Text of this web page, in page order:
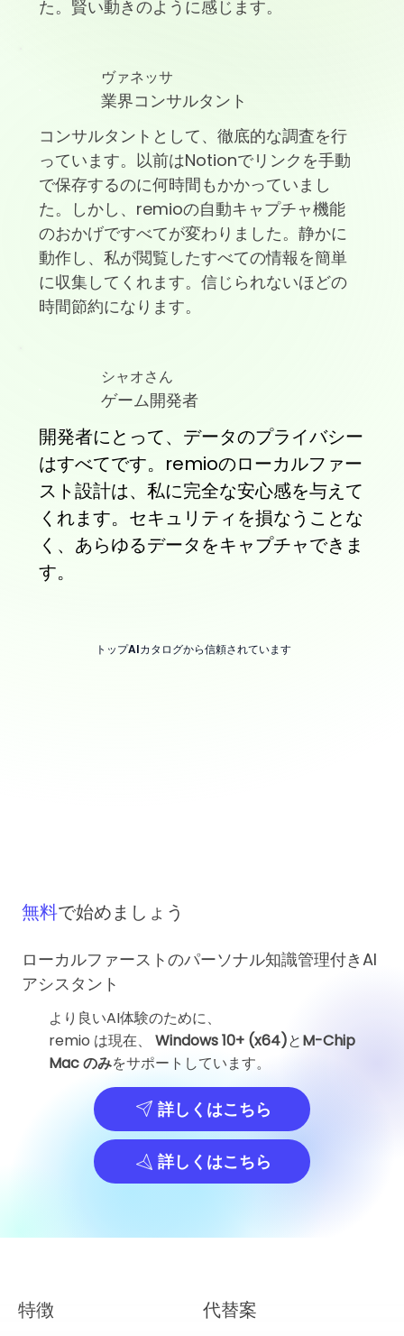
た。賢い動きのように感じます。
シャオさん
ゲーム開発者
開発者にとって、データのプライバシー
はすべてです。remioのローカルファー
スト設計は、私に完全な安心感を与えて
くれます。セキュリティを損なうことな
く、あらゆるデータをキャプチャできま
す。
ヴァネッサ
業界コンサルタント
コンサルタントとして、徹底的な調査を行
っています。以前はNotionでリンクを手動
で保存するのに何時間もかかっていまし
た。しかし、remioの自動キャプチャ機能
のおかげですべてが変わりました。静かに
動作し、私が閲覧したすべての情報を簡単
に収集してくれます。信じられないほどの
時間節約になります。
トップAIカタログから信頼されています
無料で始めましょう
ローカルファーストのパーソナル知識管理付きAI
アシスタント
より良いAI体験のために、
remio は現在、 Windows 10+ (x64)とM-Chip
Mac のみをサポートしています。
詳しくはこちら
詳しくはこちら
特徴 代替案